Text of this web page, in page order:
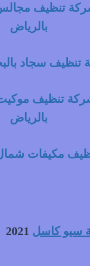
تنظيف مجالس
بالرياض
تنظيف سجاد
تنظيف موكيت
بالرياض
مكيفات
سيو كاسل